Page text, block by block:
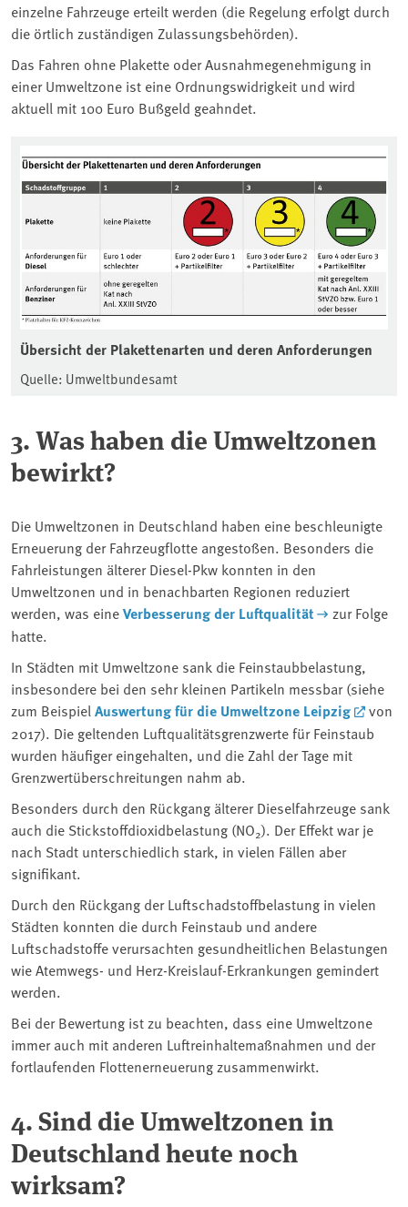
einzelne Fahrzeuge erteilt werden (die Regelung erfolgt durch
die örtlich zuständigen Zulassungsbehörden).
Das Fahren ohne Plakette oder Ausnahmegenehmigung in
einer Umweltzone ist eine Ordnungswidrigkeit und wird
aktuell mit 100 Euro Bußgeld geahndet.
Übersicht der Plakettenarten und deren Anforderungen
Quelle: Umweltbundesamt
3. Was haben die Umweltzonen
bewirkt?
Die Umweltzonen in Deutschland haben eine beschleunigte
Erneuerung der Fahrzeugflotte angestoßen. Besonders die
Fahrleistungen älterer Diesel-Pkw konnten in den
Umweltzonen und in benachbarten Regionen reduziert
werden, was eineVerbesserung der Luftqualität
zur Folge
hatte.
In Städten mit Umweltzone sank die Feinstaubbelastung,
insbesondere bei den sehr kleinen Partikeln messbar (siehe
zum Beispiel Auswertung für die Umweltzone Leipzig
von
2017). Die geltenden Luftqualitätsgrenzwerte für Feinstaub
wurden häufiger eingehalten, und die Zahl der Tage mit
Grenzwertüberschreitungen nahm ab.
Besonders durch den Rückgang älterer Dieselfahrzeuge sank
auch die Stickstoffdioxidbelastung (NO2). Der Effekt war je
nach Stadt unterschiedlich stark, in vielen Fällen aber
signifikant.
Durch den Rückgang der Luftschadstoffbelastung in vielen
Städten konnten die durch Feinstaub und andere
Luftschadstoffe verursachten gesundheitlichen Belastungen
wie Atemwegs- und Herz-Kreislauf-Erkrankungen gemindert
werden.
Bei der Bewertung ist zu beachten, dass eine Umweltzone
immer auch mit anderen Luftreinhaltemaßnahmen und der
fortlaufenden Flottenerneuerung zusammenwirkt.
4. Sind die Umweltzonen in
Deutschland heute noch
wirksam?